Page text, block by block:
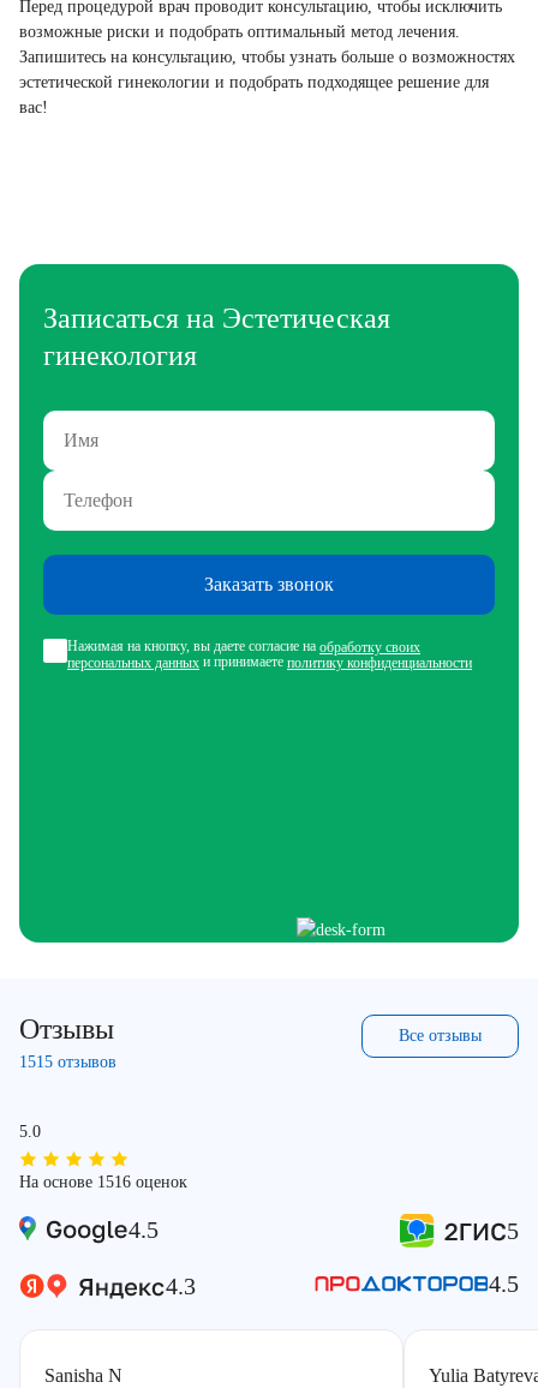
Перед процедурой врач проводит консультацию, чтобы исключить
возможные риски и подобрать оптимальный метод лечения.
Запишитесь на консультацию, чтобы узнать больше о возможностях
эстетической гинекологии и подобрать подходящее решение для
вас!
Записаться на Эстетическая
гинекология
Заказать звонок
Нажимая на кнопку, вы даете согласие на обработку своих
персональных данных и принимаете политику конфиденциальности
Отзывы
1515 отзывов
Все отзывы
5.0
На основе 1516 оценок
4.5 5
4.3 4.5
Sanisha N Yulia